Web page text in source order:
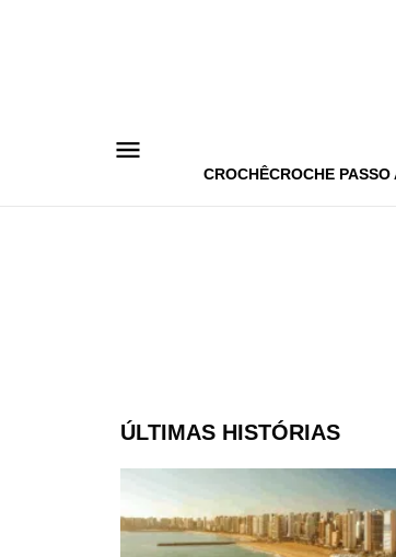
CROCHÊCROCHE PASSO
ÚLTIMAS HISTÓRIAS